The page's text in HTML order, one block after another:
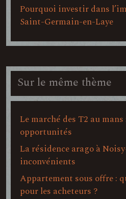
Pourquoi investir dans
Saint-Germain-en-Laye
Sur le même thème
Le marché des T2 au mans
opportunités
La résidence arago à
inconvénients
Appartement sous offre :
pour les acheteurs ?